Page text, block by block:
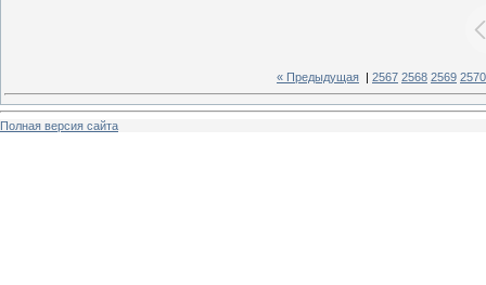
« Предыдущая 2567 2568 2569 2570
Полная версия сайта